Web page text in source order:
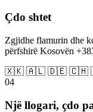
Çdo shtet
Zgjidhe flamurin dhe
përfshirë Kosovën
🇽🇰 🇦🇱 🇩🇪 🇨🇭
04
Një llogari, çdo